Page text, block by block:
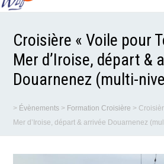
Croisière « Voile pour
Mer d’Iroise, départ &
Douarnenez (multi-
> Évènements > Formation Croisière >
Mer d’Iroise, départ & arrivée Douarnenez